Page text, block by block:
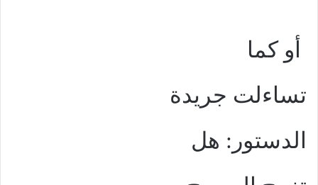
أو كما
تساءلت جريدة
الدستور: هل